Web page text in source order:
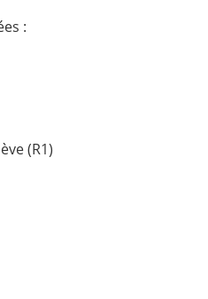
:
(R1)